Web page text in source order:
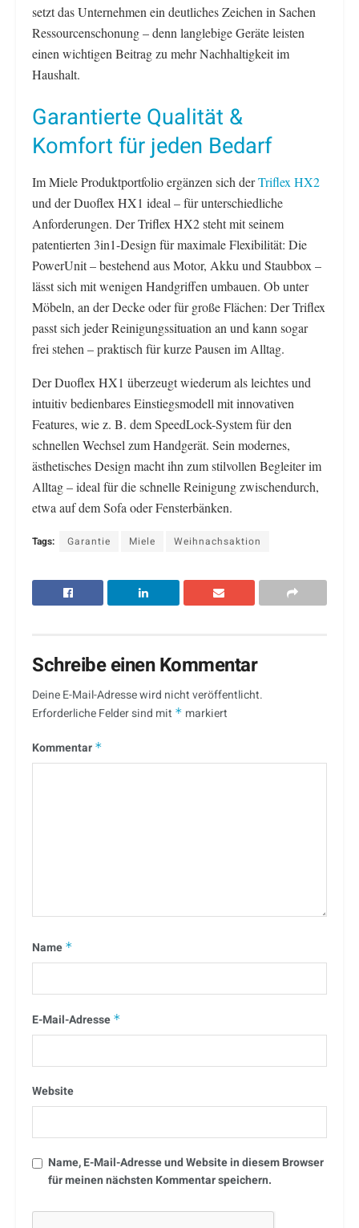
setzt das Unternehmen ein deutliches Zeichen in Sachen
Ressourcenschonung – denn langlebige Geräte leisten
einen wichtigen Beitrag zu mehr Nachhaltigkeit im
Haushalt.
Garantierte Qualität &
Komfort für jeden Bedarf
Im Miele Produktportfolio ergänzen sich derTriflex HX2
und der Duoflex HX1 ideal – für unterschiedliche
Anforderungen. Der Triflex HX2 steht mit seinem
patentierten 3in1-Design für maximale Flexibilität: Die
PowerUnit – bestehend aus Motor, Akku und Staubbox –
lässt sich mit wenigen Handgriffen umbauen. Ob unter
Möbeln, an der Decke oder für große Flächen: Der Triflex
passt sich jeder Reinigungssituation an und kann sogar
frei stehen – praktisch für kurze Pausen im Alltag.
Der Duoflex HX1 überzeugt wiederum als leichtes und
intuitiv bedienbares Einstiegsmodell mit innovativen
Features, wie z. B. dem SpeedLock-System für den
schnellen Wechsel zum Handgerät. Sein modernes,
ästhetisches Design macht ihn zum stilvollen Begleiter im
Alltag – ideal für die schnelle Reinigung zwischendurch,
etwa auf dem Sofa oder Fensterbänken.
Tags: Garantie Miele Weihnachsaktion
Schreibe einen Kommentar
Deine E-Mail-Adresse wird nicht veröffentlicht.
Erforderliche Felder sind mit * markiert
Kommentar *
Name *
E-Mail-Adresse *
Website
Name, E-Mail-Adresse und Website in diesem Browser
für meinen nächsten Kommentar speichern.